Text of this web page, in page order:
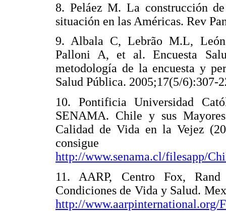
8. Peláez M. La construcción
situación en las Américas. Rev
9. Albala C, Lebrão M.L,
Palloni A, et al. Encuesta
metodología de la encuesta y
Salud Pública. 2005;17(5/6):307-
10. Pontificia Universidad
SENAMA. Chile y sus
Calidad de Vida en la Vejez
http://www.senama.cl/filesapp/
11. AARP, Centro Fox,
Condiciones de Vida y Salud.
http://www.aarpinternational.org/